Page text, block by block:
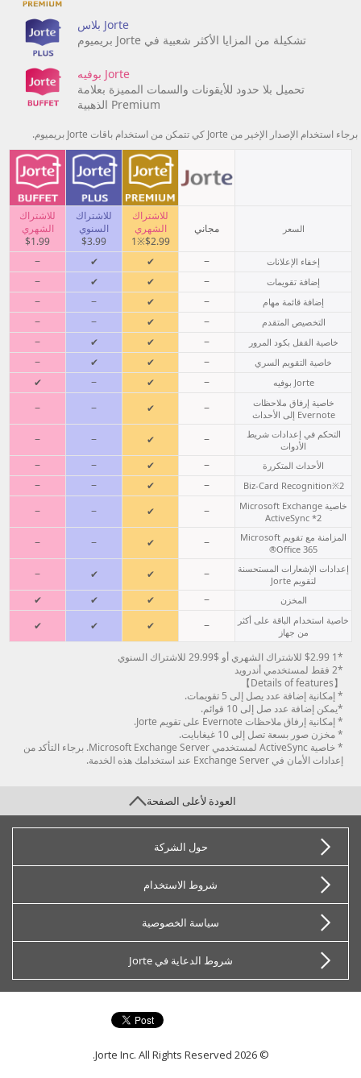
Jorte بلاس
تشكيلة من المزايا الأكثر شعبية في Jorte بريميوم
Jorte بوفيه
تحميل بلا حدود للأيقونات والسمات المميزة بعلامة
Premium الذهبية
برجاء استخدام الإصدار الإخير من Jorte كي تتمكن من استخدام باقات Jorte بريميوم.
السعر مجاني
للاشتراك
الشهري
$2.99※1
للاشتراك
السنوي
$3.99
للاشتراك
الشهري
$1.99
إخفاء الإعلانات −
✔
✔
−
إضافة تقويمات −
✔
✔
−
إضافة قائمة مهام −
✔
−
−
التخصيص المتقدم −
✔
−
−
خاصية القفل بكود المرور −
✔
✔
−
خاصية التقويم السري −
✔
✔
−
Jorte بوفيه −
✔
−
✔
خاصية إرفاق ملاحظات
Evernote إلى الأحداث
−
✔
−
−
التحكم في إعدادات شريط
الأدوات
−
✔
−
−
الأحداث المتكررة −
✔
−
−
Biz-Card Recognition※2
−
✔
−
−
خاصية Microsoft Exchange
ActiveSync *2
−
✔
−
−
المزامنة مع تقويم Microsoft
Office 365®
−
✔
−
−
إعدادات الإشعارات المستحسنة
لتقويم Jorte
−
✔
✔
−
المخزن −
✔
✔
✔
خاصية استخدام الباقة على أكثر
من جهاز
−
✔
✔
✔
*1 $2.99 للاشتراك الشهري أو $29.99 للاشتراك السنوي
*2 فقط لمستخدمي أندرويد
【Details of features】
* إمكانية إضافة عدد يصل إلى 5 تقويمات.
*يمكن إضافة عدد صل إلى 10 قوائم.
* إمكانية إرفاق ملاحظات Evernote على تقويم Jorte.
* مخزن صور بسعة تصل إلى 10 غيغابايت.
* خاصية ActiveSync لمستخدمي Microsoft Exchange Server. برجاء التأكد من
إعدادات الأمان في Exchange Server عند استخدامك هذه الخدمة.
حول الشركة
شروط الاستخدام
سياسة الخصوصية
شروط الدعاية في Jorte
© 2026 Jorte Inc. All Rights Reserved.
العودة لأعلى الصفحة